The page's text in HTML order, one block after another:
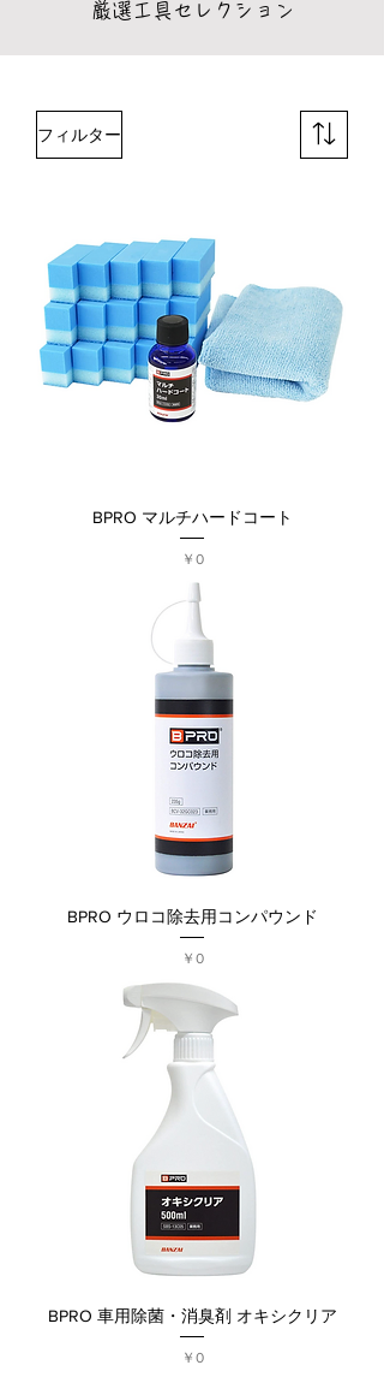
厳選工具セレクション
フィルター
BPRO マルチハードコート
価格
￥0
BPRO ウロコ除去用コンパウンド
価格
￥0
BPRO 車用除菌・消臭剤 オキシクリア
価格
￥0